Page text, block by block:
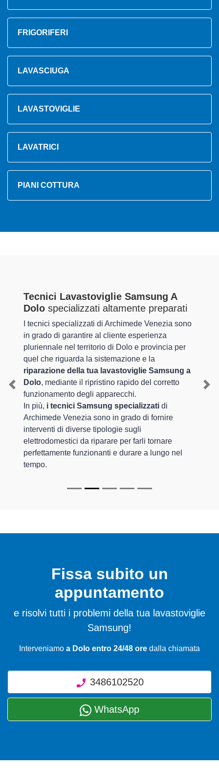
FRIGORIFERI
LAVASCIUGA
LAVASTOVIGLIE
LAVATRICI
PIANI COTTURA
Tecnici Lavastoviglie Samsung A
Dolo specializzati altamente preparati
I tecnici specializzati di Archimede Venezia sono
in grado di garantire al cliente esperienza
pluriennale nel territorio di Dolo e provincia per
quel che riguarda la sistemazione e la
riparazione della tua lavastoviglie Samsung a
Dolo, mediante il ripristino rapido del corretto
funzionamento degli apparecchi.
In più, i tecnici Samsung specializzati di
Archimede Venezia sono in grado di fornire
interventi di diverse tipologie sugli
elettrodomestici da riparare per farli tornare
perfettamente funzionanti e durare a lungo nel
tempo.
Previous
Fissa subito un
appuntamento
e risolvi tutti i problemi della tua lavastoviglie
Samsung!
Interveniamo a Dolo entro 24/48 ore dalla chiamata
3486102520
WhatsApp